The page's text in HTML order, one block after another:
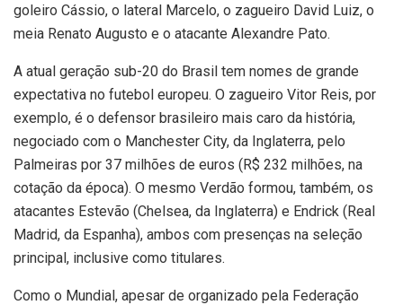
goleiro Cássio, o lateral Marcelo, o zagueiro David Luiz, o
meia Renato Augusto e o atacante Alexandre Pato.
A atual geração sub-20 do Brasil tem nomes de grande
expectativa no futebol europeu. O zagueiro Vitor Reis, por
exemplo, é o defensor brasileiro mais caro da história,
negociado com o Manchester City, da Inglaterra, pelo
Palmeiras por 37 milhões de euros (R$ 232 milhões, na
cotação da época). O mesmo Verdão formou, também, os
atacantes Estevão (Chelsea, da Inglaterra) e Endrick (Real
Madrid, da Espanha), ambos com presenças na seleção
principal, inclusive como titulares.
Como o Mundial, apesar de organizado pela Federação